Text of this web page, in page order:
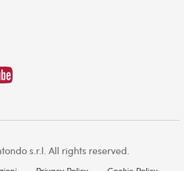
s.r.l. All rights reserved.